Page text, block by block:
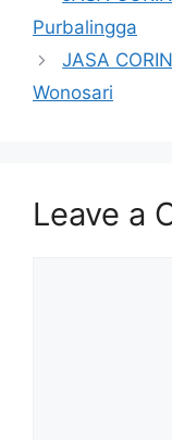
Purbalingga
JASA
Wonosari
Leave a